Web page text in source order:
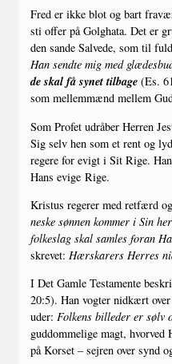
Fred er ikke blot og bart
sti offer på Golg­ha­ta. Det er
den san­de Sal­ve­de, som til
Han send­te mig med
de skal få synet til­ba­ge (Es.
som mel­lem­mænd mel­lem
Som Pro­fet udrå­ber Her­ren
Sig selv hen som et rent og
rege­re for evigt i Sit Rige.
Hans evi­ge Rige.
Kristus rege­rer med ret­færd
ne­ske søn­nen kom­mer i Sin
fol­keslag skal sam­les for­an
skre­vet: Hær­ska­rers Her­res
I Det Gam­le Testa­men­te
20:5). Han vog­ter nid­kært
u­der: Fol­kens bil­le­der er sølv
gud­dom­me­li­ge magt, hvor­ved
på Kor­set – sej­ren over synd